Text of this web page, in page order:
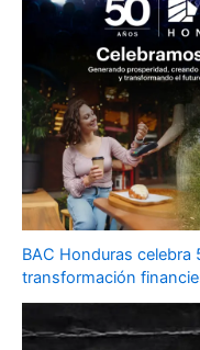
BAC Honduras
transformación